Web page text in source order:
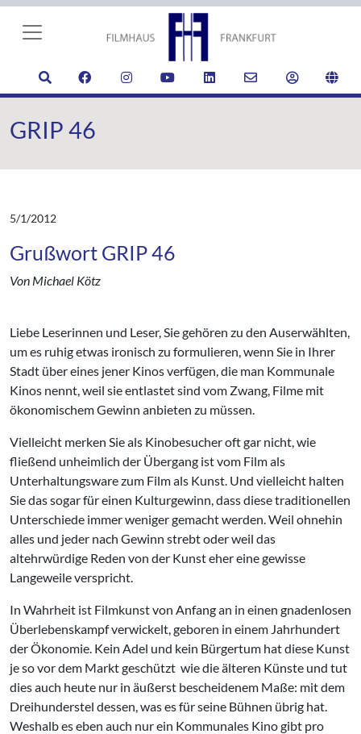
GRIP 46
5/1/2012
Grußwort GRIP 46
Von Michael Kötz
Liebe Leserinnen und Leser, Sie gehören zu den Auserwählten,
um es ruhig etwas ironisch zu formulieren, wenn Sie in Ihrer
Stadt über eines jener Kinos verfügen, die man Kommunale
Kinos nennt, weil sie entlastet sind vom Zwang, Filme mit
ökonomischem Gewinn anbieten zu müssen.
Vielleicht merken Sie als Kinobesucher oft gar nicht, wie
fließend unheimlich der Übergang ist vom Film als
Unterhaltungsware zum Film als Kunst. Und vielleicht halten
Sie das sogar für einen Kulturgewinn, dass diese traditionellen
Unterschiede immer weniger gemacht werden. Weil ohnehin
alles und jeder nach Gewinn strebt oder weil das
altehrwürdige Reden von der Kunst eher eine gewisse
Langeweile verspricht.
In Wahrheit ist Filmkunst von Anfang an in einen gnadenlosen
Überlebenskampf verwickelt, geboren in einem Jahrhundert
der Ökonomie. Kein Adel und kein Bürgertum hat diese Kunst
je so vor dem Markt geschützt wie die älteren Künste und tut
dies auch heute nur in äußerst bescheidenem Maße: mit dem
Dreihunderstel dessen, was es für seine Bühnen übrig hat.
Weshalb es eben auch nur ein Kommunales Kino gibt pro